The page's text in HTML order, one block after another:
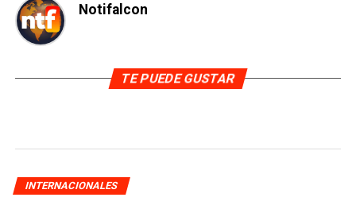
Notifalcon
TE PUEDE GUSTAR
INTERNACIONALES